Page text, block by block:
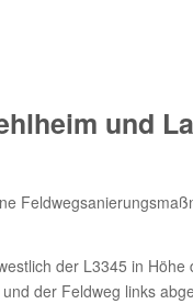
und
der L3345 in Höhe
der Feldweg links